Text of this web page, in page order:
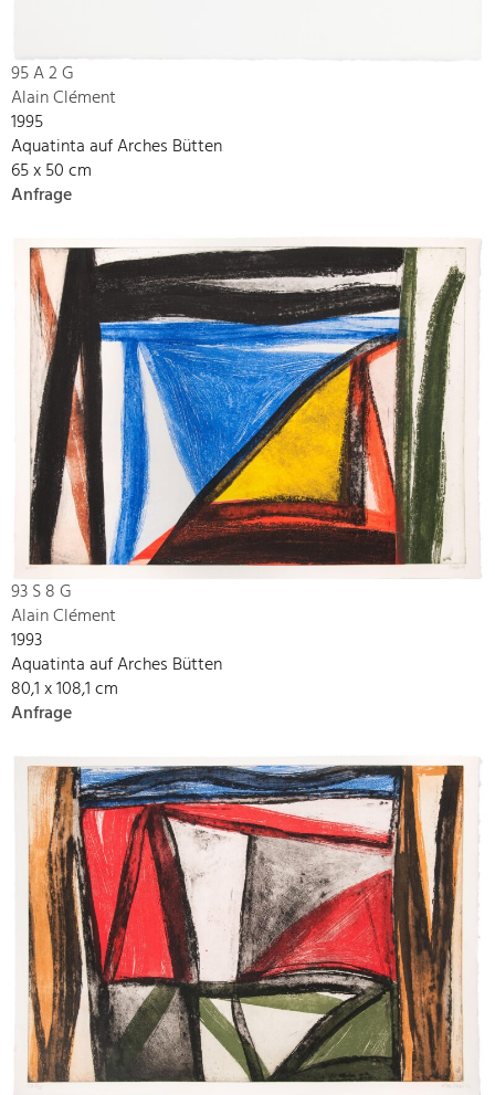
95 A 2 G
Alain Clément
1995
Aquatinta auf Arches Bütten
65 x 50 cm
Anfrage
93 S 8 G
Alain Clément
1993
Aquatinta auf Arches Bütten
80,1 x 108,1 cm
Anfrage